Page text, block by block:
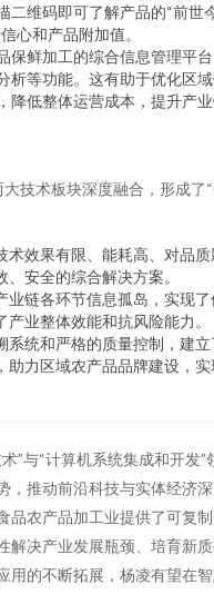
二维码即可了解产品的“前世
心和产品附加值。
保鲜加工的综合信息管理平
析等功能。这有助于优化区
降低整体运营成本，提升产
技术板块深度融合，形成了
术效果有限、能耗高、对品
安全的综合解决方案。
业链各环节信息孤岛，实现
业整体效能和抗风险能力。
系统和严格的质量控制，建
助力区域农产品品牌建设，实
”与“计算机系统集成和开发”
，推动前沿科技与实体经济
品农产品加工业提供了可复
解决产业发展瓶颈、培育新
用的不断拓展，杨凌有望在